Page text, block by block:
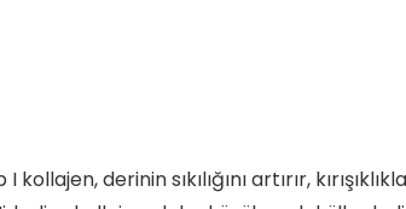
derinin sıkılığını artırır,